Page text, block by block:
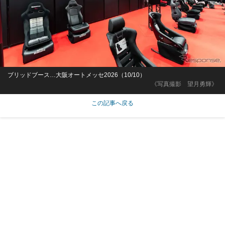
《写真撮影 望月勇輝》
ブリッドブース…大阪オートメッセ2026（10/10）
この記事へ戻る